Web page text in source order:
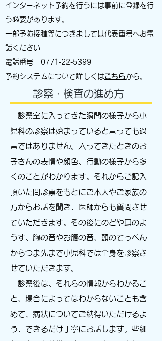
インターネット予約を行うには事前に登録を行
う必要があります。
一部予防接種等につきましては代表番号へお電
話ください
​電話番号 0771-22-5399
予約システムについて詳しくはこちらから。
診察・検査の進め方
診察室に入ってきた瞬間の様子から小
児科の診察は始まっていると言っても過
言ではありません。入ってきたときのお
子さんの表情や顔色、行動の様子から多
くのことがわかります。それからご記入
頂いた問診票をもとにご本人やご家族の
方からお話を聞き、医師からも質問させ
ていただきます。その後にのどや耳のよ
うす、胸の音やお腹の音、頭のてっぺん
からつま先まで小児科では全身を診察さ
せていただきます。
診察後は、それらの情報からわかるこ
と、場合によってはわからないことも含
めて、病状についてご納得いただけるよ
う、できるだけ丁寧にお話します。些細